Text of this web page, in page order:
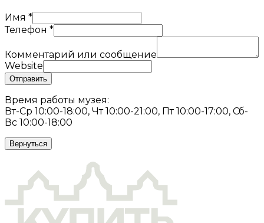
Имя *
Телефон *
Комментарий или сообщение
Website
Отправить
Время работы музея:
Вт-Ср 10:00-18:00, Чт 10:00-21:00, Пт 10:00-17:00, Сб-
Вс 10:00-18:00
Вернуться